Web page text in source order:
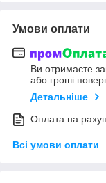
Умови оплати
Ви отримаєте
або гроші
Детальніше
Оплата на
Всі умови оплати